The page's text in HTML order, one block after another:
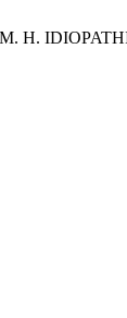
H.